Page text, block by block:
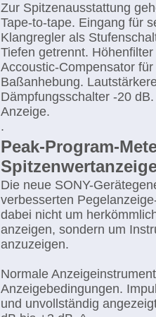
Zur Spitzenausstattung
Tape-to-tape. Eingang für
Klangregler als
Tiefen getrennt.
Accoustic-Compensator
Baßanhebung.
Dämpfungsschalter -20
Anzeige.
.
Peak-Program-
Die neue SONY-
verbesserten
dabei nicht um
anzeigen, sondern um
anzuzeigen.
Normale
Anzeigebedingungen.
und unvollständig